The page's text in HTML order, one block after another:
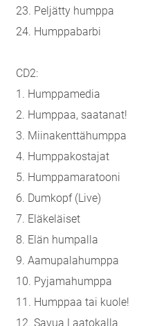
23. Peljätty humppa
24. Humppabarbi
CD2:
1. Humppamedia
2. Humppaa, saatanat!
3. Miinakenttähumppa
4. Humppakostajat
5. Humppamaratooni
6. Dumkopf (Live)
7. Eläkeläiset
8. Elän humpalla
9. Aamupalahumppa
10. Pyjamahumppa
11. Humppaa tai kuole!
12. Savua Laatokalla